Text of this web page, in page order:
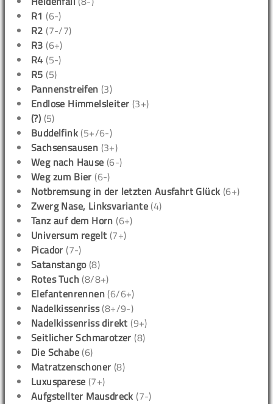
R1 (6-)
R2 (7-/7)
R3 (6+)
R4 (5-)
R5 (5)
Pannenstreifen (3)
Endlose Himmelsleiter (3+)
(?) (5)
Buddelfink (5+/6-)
Sachsensausen (3+)
Weg nach Hause (6-)
Weg zum Bier (6-)
Notbremsung in der letzten Ausfahrt Glück (6+)
Zwerg Nase, Linksvariante (4)
Tanz auf dem Horn (6+)
Universum regelt (7+)
Picador (7-)
Satanstango(8)
Rotes Tuch (8/8+)
Elefantenrennen (6/6+)
Nadelkissenriss(8+/9-)
Nadelkissenriss direkt (9+)
Seitlicher Schmarotzer (8)
Die Schabe (6)
Matratzenschoner (8)
Luxusparese (7+)
Aufgstellter Mausdreck (7-)